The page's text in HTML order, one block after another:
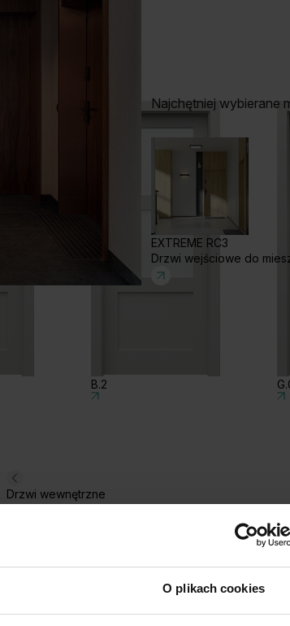
O plikach cookies
Najchętniej wybierane
EXTREME RC3
Drzwi wejściowe do
Drzwi wewnętrzne
B.2